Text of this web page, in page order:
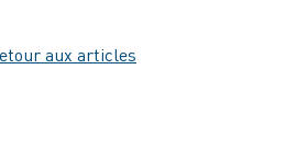
aux articles